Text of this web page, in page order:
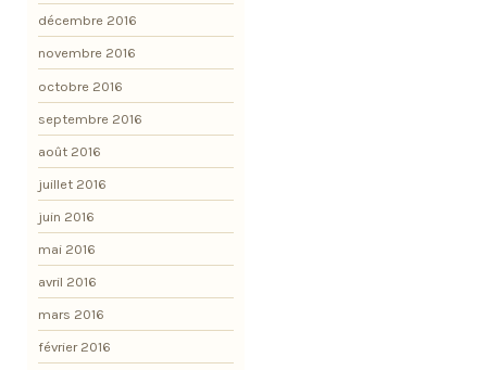
décembre 2016
novembre 2016
octobre 2016
septembre 2016
août 2016
juillet 2016
juin 2016
mai 2016
avril 2016
mars 2016
février 2016